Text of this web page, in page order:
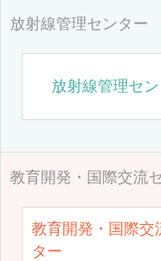
放射線管理センター
放射線管理セ
教育開発・国際交流
教育開発・国際交
ター